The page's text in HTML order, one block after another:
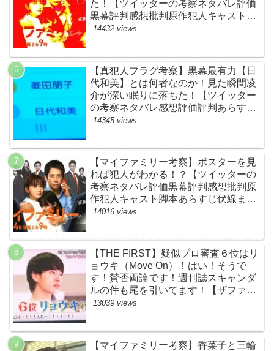
た！【ツイッターの考察ネタバレ評価
黒幕評判感想批判原作犯人キャスト脚
本あらすじ伏線まとめ】
14432 views
【真犯人フラグ考察】黒幕最有力【日
代和美】とは何者なのか！見た瞬間凌
介が深い眠りに落ちた！【ツイッター
の考察ネタバレ感想評価評判あらすじ
原作犯人キャスト黒幕伏線まとめ】
14345 views
【マイファミリー考察】ポスターを見
れば犯人がわかる！？【ツイッターの
考察ネタバレ評価黒幕評判感想批判原
作犯人キャスト脚本あらすじ伏線まと
め】
14016 views
【THE FIRST】疑似プロ審査６位はリ
ョウキ（Move On）！はい！そうで
す！賛否両論です！週刊誌スキャンダ
ルの件も尾を引いてます！【ザファー
スト・ネットのネタバレ感想考察まと
13039 views
【マイファミリー考察】香菜子と三輪